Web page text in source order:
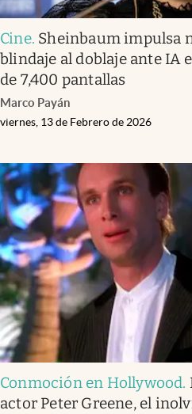
Cine. Sheinbaum impulsa
blindaje al doblaje ante IA
de 7,400 pantallas
Marco Payán
viernes, 13 de Febrero de 2026
Conmoción en Hollywood.
actor Peter Greene, el